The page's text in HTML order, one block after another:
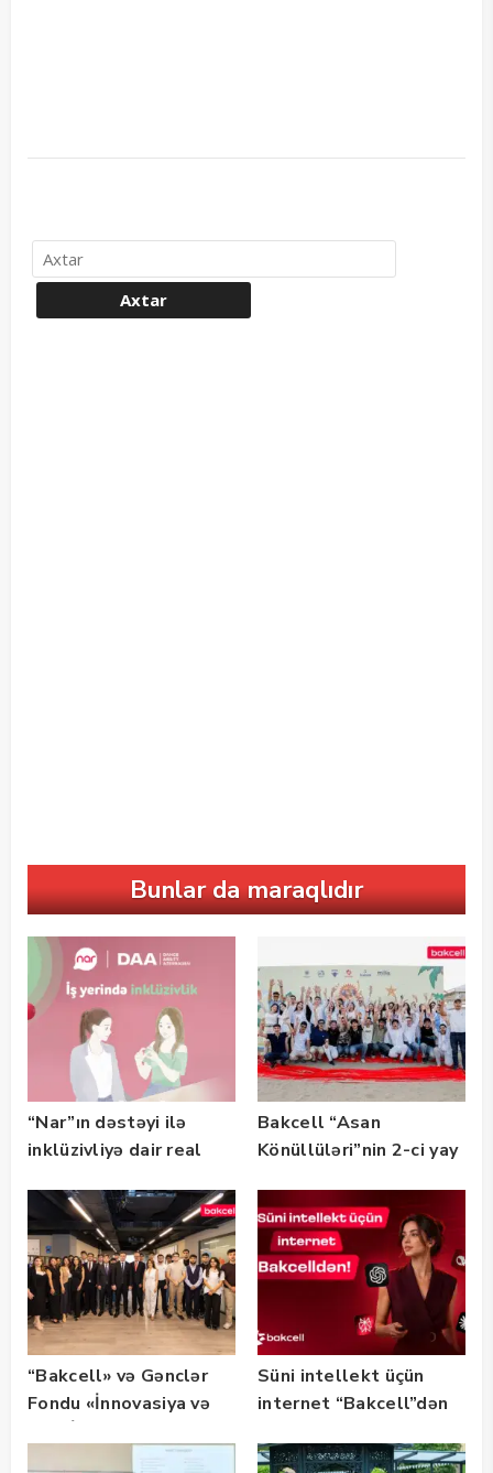
Bunlar da maraqlıdır
“Nar”ın dəstəyi ilə
inklüzivliyə dair real
təqdim edilir
Bakcell “Asan
Könüllüləri”nin 2-ci yay
olub — FOTO
“Bakcell» və Gənclər
Fondu «İnnovasiya və
təqaüd proqramının
Süni intellekt üçün
internet “Bakcell”dən